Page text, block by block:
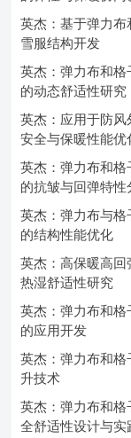
英杰：基于弹力
雪服结构开发
英杰：弹力布和
的动态舒适性研究
英杰：应用于防
安全与保暖性能优
英杰：弹力布和
的抗皱与回弹特性
英杰：弹力布与
的结构性能优化
英杰：高保暖高
热湿舒适性研究
英杰：弹力布和
的应用开发
英杰：弹力布和
升技术
英杰：弹力布和
全舒适性设计与实